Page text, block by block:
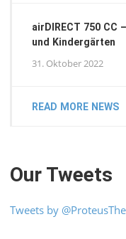
airDIRECT 750 CC
und Kindergärten
31. Oktober 2022
READ MORE NEWS
Our Tweets
Tweets by